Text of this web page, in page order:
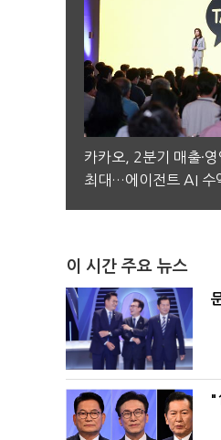
카카오, 2분기 매출·
최대…에이전트 AI 수
이 시간 주요 뉴스